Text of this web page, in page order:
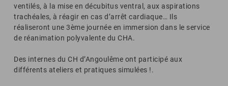
ventilés, à la mise en décubitus ventral, aux aspirations
trachéales, à réagir en cas d’arrêt cardiaque… Ils
réaliseront une 3ème journée en immersion dans le service
de réanimation polyvalente du CHA.
Des internes du CH d’Angoulême ont participé aux
différents ateliers et pratiques simulées !.